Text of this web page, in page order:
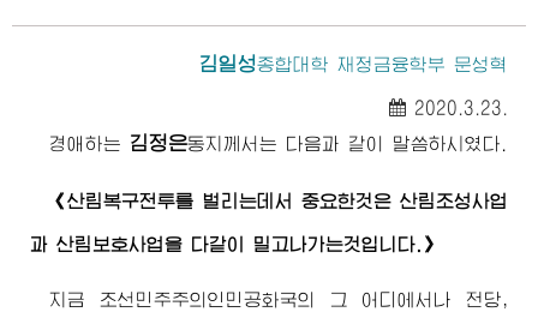
김일성종합대학 재정금융학부 문성혁
2020.3.23.
경애하는 김정은동지 께서는 다음과 같이 말씀하시였다.
《산림복구전투를 벌리는데서 중요한것은 산림조성사업
과 산림보호사업을 다같이 밀고나가는것입니다.》
지금 조선민주주의인민공화국의 그 어디에서나 전당,